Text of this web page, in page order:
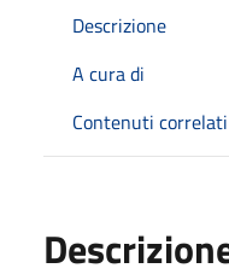
Descrizione
A cura di
Contenuti correlati